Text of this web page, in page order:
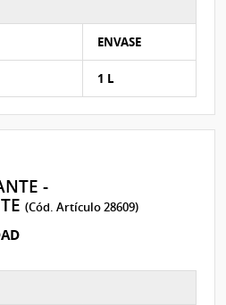
ENVASE
1 L
-
(Cód. Artículo 28609)